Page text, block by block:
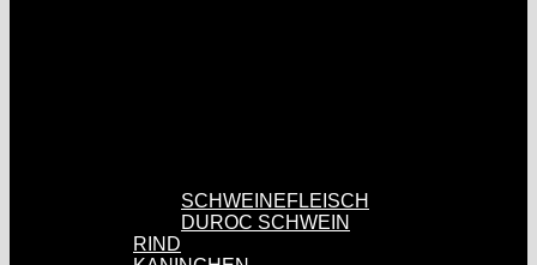
SCHWEINEFLEISCH
DUROC SCHWEIN
RIND